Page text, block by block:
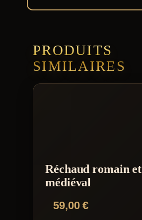
PRODUITS
SIMILAIRES
Réchaud romain et
médiéval
59,00€